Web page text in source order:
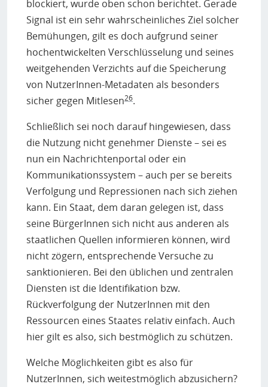
blockiert, wurde oben schon berichtet. Gerade
Signal ist ein sehr wahrscheinliches Ziel solcher
Bemühungen, gilt es doch aufgrund seiner
hochentwickelten Verschlüsselung und seines
weitgehenden Verzichts auf die Speicherung
von NutzerInnen-Metadaten als besonders
sicher gegen Mitlesen26.
Schließlich sei noch darauf hingewiesen, dass
die Nutzung nicht genehmer Dienste – sei es
nun ein Nachrichtenportal oder ein
Kommunikationssystem – auch per se bereits
Verfolgung und Repressionen nach sich ziehen
kann. Ein Staat, dem daran gelegen ist, dass
seine BürgerInnen sich nicht aus anderen als
staatlichen Quellen informieren können, wird
nicht zögern, entsprechende Versuche zu
sanktionieren. Bei den üblichen und zentralen
Diensten ist die Identifikation bzw.
Rückverfolgung der NutzerInnen mit den
Ressourcen eines Staates relativ einfach. Auch
hier gilt es also, sich bestmöglich zu schützen.
Welche Möglichkeiten gibt es also für
NutzerInnen, sich weitestmöglich abzusichern?